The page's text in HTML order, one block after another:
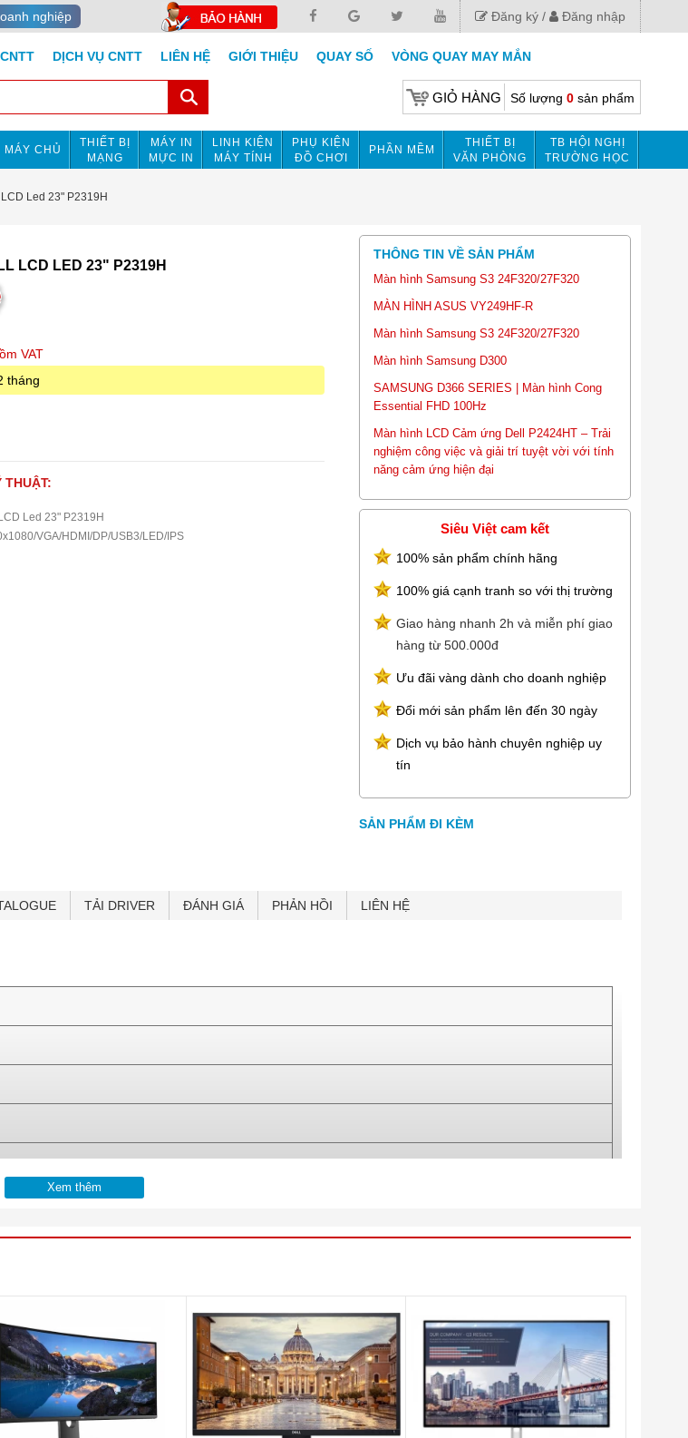
nghiệp Đăng ký Đăng nhập
DỊCH VỤ CNTT LIÊN HỆ GIỚI THIỆU QUAY SỐ VÒNG QUAY MAY MẮN
GIỎ HÀNG Số lượng 0sản phẩm
MÁY CHỦ
THIẾT BỊ
MẠNG
MÁY IN
MỰC IN
LINH KIỆN
MÁY TÍNH
PHỤ KIỆN
ĐỒ CHƠI
PHẦN MỀM
THIẾT BỊ
VĂN PHÒNG
TB HỘI NGHỊ
TRƯỜNG HỌC
Led 23" P2319H
LCD LED 23" P2319H
VAT
tháng
THUẬT:
Led 23" P2319H
VGA/HDMI/DP/USB3/LED/IPS
THÔNG TIN VỀ SẢN PHẨM
Màn hình Samsung S3 24F320/27F320
MÀN HÌNH ASUS VY249HF-R
Màn hình Samsung S3 24F320/27F320
Màn hình Samsung D300
SAMSUNG D366 SERIES | Màn hình Cong
Essential FHD 100Hz
Màn hình LCD Cảm ứng Dell P2424HT – Trải
nghiệm công việc và giải trí tuyệt vời với tính
năng cảm ứng hiện đại
Siêu Việt cam kết
100% sản phẩm chính hãng
100% giá cạnh tranh so với thị trường
Giao hàng nhanh 2h và miễn phí giao
hàng từ 500.000đ
Ưu đãi vàng dành cho doanh nghiệp
Đổi mới sản phẩm lên đến 30 ngày
Dịch vụ bảo hành chuyên nghiệp uy
tín
SẢN PHẨM ĐI KÈM
TẢI DRIVER ĐÁNH GIÁ PHẢN HỒI LIÊN HỆ
Xem thêm